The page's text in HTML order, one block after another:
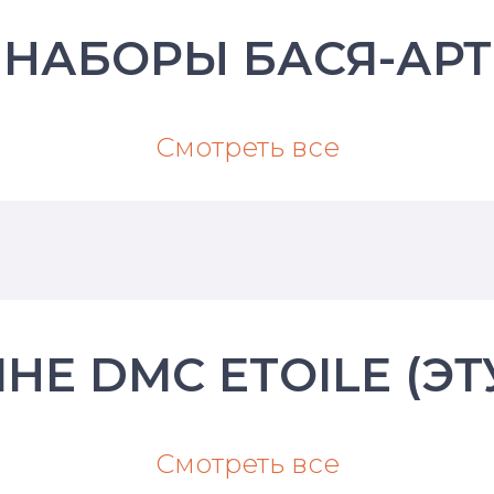
НАБОРЫ БАСЯ-АРТ
Смотреть все
DMC ETOILE
Смотреть все